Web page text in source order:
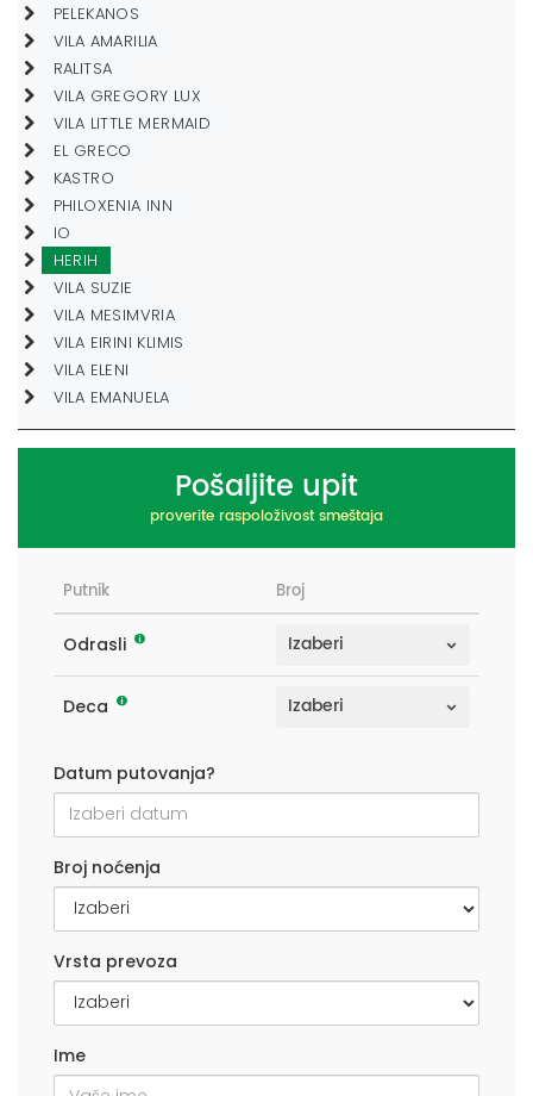
PELEKANOS
VILA AMARILIA
RALITSA
VILA GREGORY LUX
VILA LITTLE MERMAID
EL GRECO
KASTRO
PHILOXENIA INN
IO
HERIH
VILA SUZIE
VILA MESIMVRIA
VILA EIRINI KLIMIS
VILA ELENI
VILA EMANUELA
Pošaljite upit
proverite raspoloživost smeštaja
Putnik Broj
Odrasli
Deca
Datum putovanja?
Broj noćenja
Vrsta prevoza
Ime